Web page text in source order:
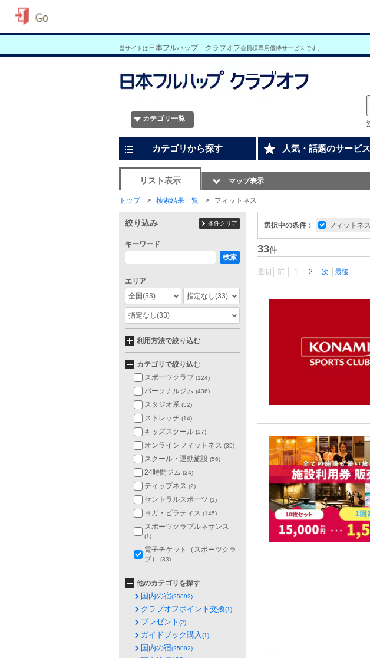
当サイトは 日本フルハップ クラブオフ会員様専用優待サービスです。
カテゴリ一覧
カテゴリから探す 人気・話題のサービス
リスト表示 マップ表示
トップ 検索結果一覧 フィットネス
選択中の条件： フィットネス
33件
最初 前 1 2 次 最後
絞り込み 条件クリア
キーワード
検索
エリア
全国(33) 指定なし(33)
指定なし(33)
利用方法で絞り込む
カテゴリで絞り込む
スポーツクラブ (124)
パーソナルジム (436)
スタジオ系 (52)
ストレッチ (14)
キッズスクール (27)
オンラインフィットネス (35)
スクール・運動施設 (56)
24時間ジム (24)
ティップネス (2)
セントラルスポーツ (1)
ヨガ・ピラティス (145)
スポーツクラブルネサンス
(1)
電子チケット（スポーツクラ
ブ）
(33)
他のカテゴリを探す
国内の宿(25092)
クラブオフポイント交換(1)
プレゼント (2)
ガイドブック購入(1)
国内の宿(25092)